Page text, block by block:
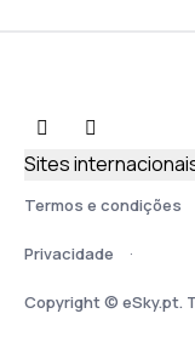
Termos e condições
Privacidade
Copyright © eSky.pt.
Sites